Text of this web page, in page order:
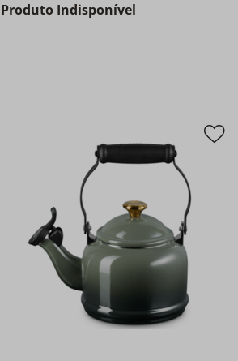
Produto Indisponível